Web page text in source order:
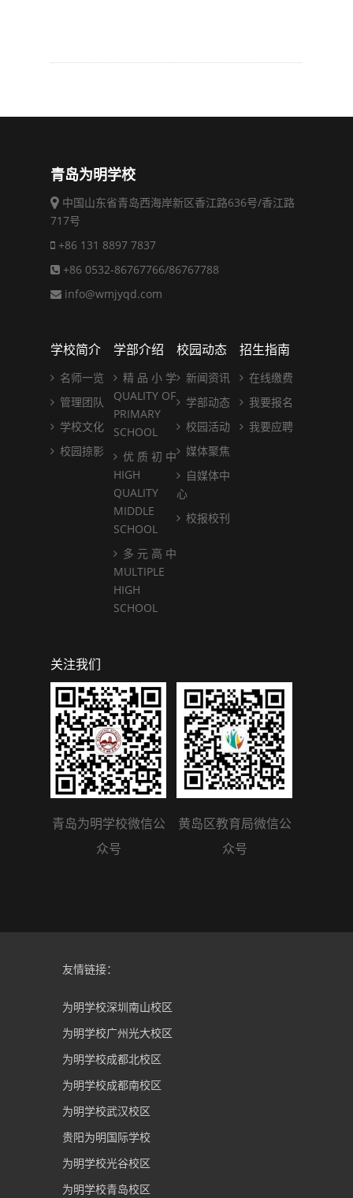
青岛为明学校
中国山东省青岛西海岸新区香江路636号/香江路
717号
+86 131 8897 7837
+86 0532-86767766/86767788
info@wmjyqd.com
学校简介
名师一览
管理团队
学校文化
校园掠影
学部介绍
精 品 小 学
QUALITY OF
PRIMARY
SCHOOL
优 质 初 中
HIGH
QUALITY
MIDDLE
SCHOOL
多 元 高 中
MULTIPLE
HIGH
SCHOOL
校园动态
新闻资讯
学部动态
校园活动
媒体聚焦
自媒体中
心
校报校刊
招生指南
在线缴费
我要报名
我要应聘
关注我们
青岛为明学校微信公
众号
黄岛区教育局微信公
众号
友情链接：
为明学校深圳南山校区
为明学校广州光大校区
为明学校成都北校区
为明学校成都南校区
为明学校武汉校区
贵阳为明国际学校
为明学校光谷校区
为明学校青岛校区